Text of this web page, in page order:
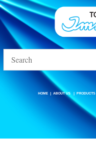
ABOUT US
HOME |ABOUT US |PRODUCTS